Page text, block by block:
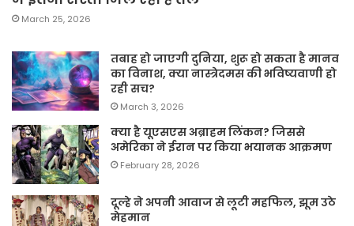
March 25, 2026
तबाह हो जाएगी दुनिया, शुरू हो सकता है मानव
का विनाश, क्या नास्त्रेदमस की भविष्यवाणी हो
रही सच?
March 3, 2026
क्या है यूएसएस अब्राहम लिंकन? जिससे
अमेरिका ने ईरान पर किया भयानक आक्रमण
February 28, 2026
दूल्हे ने अपनी आवाज से लूटी महफिल, झूम उठे
मेहमान